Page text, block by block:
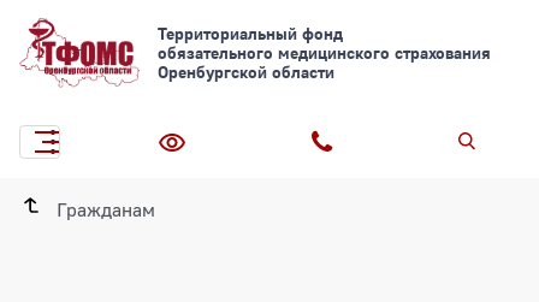
Территориальный фонд
обязательного медицинского страхования
Оренбургской области
Гражданам